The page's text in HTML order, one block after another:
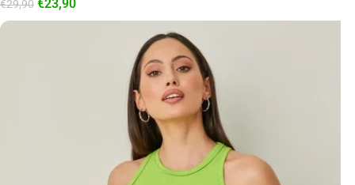
€29,90 €23,90